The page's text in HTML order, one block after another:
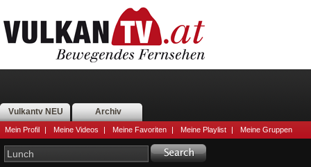
Vulkantv NEU Archiv
Mein Profil | Meine Videos | Meine Favoriten | Meine Playlist | Meine Gruppen